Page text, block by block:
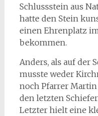
Schlussstein aus
hatte den Stein
einen Ehrenplatz
bekommen.
Anders, als auf der
musste weder
noch Pfarrer
den letzten
Letzter hielt eine